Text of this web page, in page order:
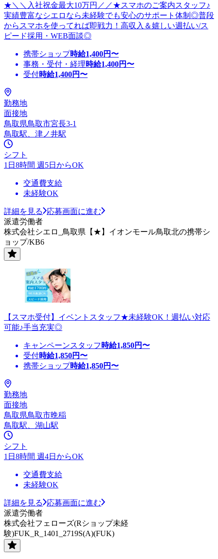
★＼＼入社祝金最大10万円／／★スマホのご案内スタッフ♪
実績豊富なシエロなら未経験でも安心のサポート体制◎普段
からスマホを使ってれば即戦力！高収入＆嬉しい週払い/ス
ピード採用・WEB面談◎
携帯ショップ時給1,400円〜
事務・受付・経理時給1,400円〜
受付時給1,400円〜
勤務地
面接地
鳥取県鳥取市宮長3-1
鳥取駅、津ノ井駅
シフト
1日8時間 週5日からOK
交通費支給
未経験OK
詳細を見る
応募画面に進む
派遣労働者
株式会社シエロ_鳥取県【★】イオンモール鳥取北の携帯シ
ョップ/KB6
【スマホ受付】イベントスタッフ★未経験OK！週払い対応
可能♪手当充実◎
キャンペーンスタッフ 時給1,850円〜
受付時給1,850円〜
携帯ショップ時給1,850円〜
勤務地
面接地
鳥取県鳥取市晩稲
鳥取駅、湖山駅
シフト
1日8時間 週4日からOK
交通費支給
未経験OK
詳細を見る
応募画面に進む
派遣労働者
株式会社フェローズ(Rショップ未経
験)FUK_R_1401_2719S(A)(FUK)